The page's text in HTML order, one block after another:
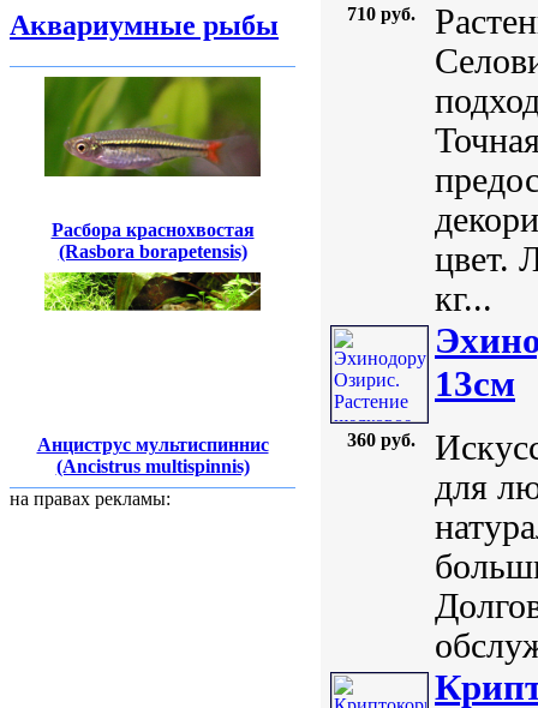
Аквариумные рыбы
Расбора краснохвостая
(Rasbora borapetensis)
Анциструс мультиспиннис
(Ancistrus multispinnis)
на правах рекламы:
710 руб.
цвет.
кг...
360 руб.
13см
для